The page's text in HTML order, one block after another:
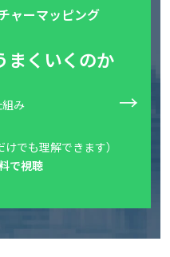
ャーマッピング
まくいくのか
み
でも理解できます）
で視聴